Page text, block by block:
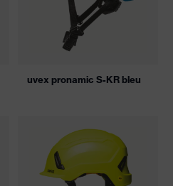
uvex pronamic S-KR bleu